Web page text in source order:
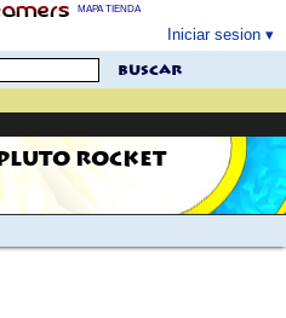
MAPA TIENDA
Iniciar sesion
buscar
PLUTO ROCKET